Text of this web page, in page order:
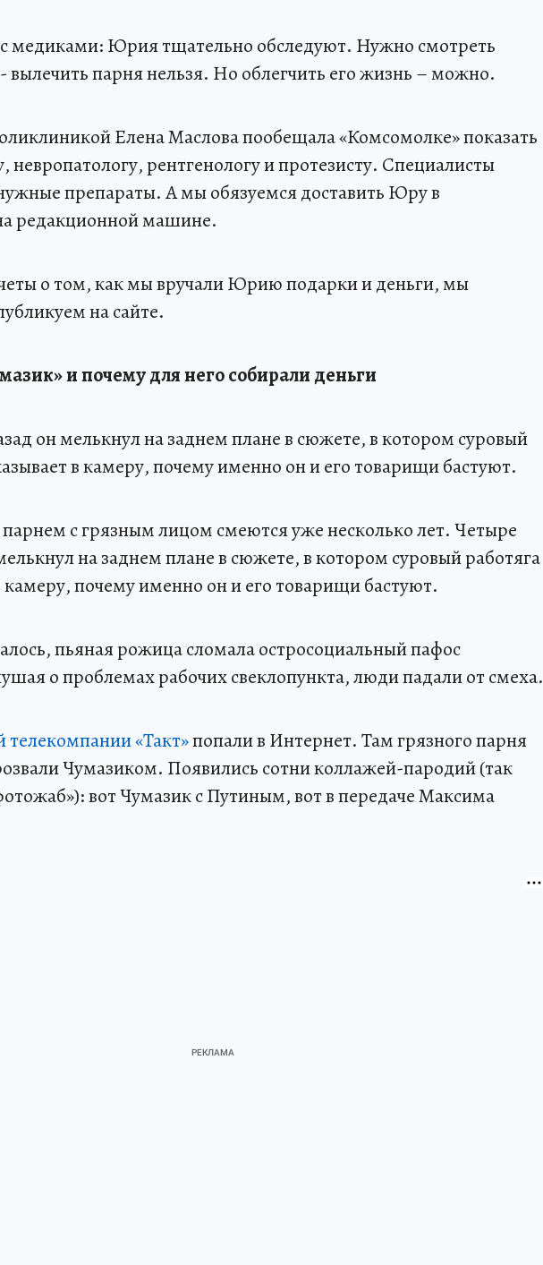
медиками: Юрия тщательно обследуют. Нужно смотреть
- вылечить парня нельзя. Но облегчить его жизнь – можно.
Елена Маслова пообещала «Комсомолке» показать
невропатологу, рентгенологу и протезисту. Специалисты
препараты. А мы обязуемся доставить Юру в
редакционной машине.
о том, как мы вручали Юрию подарки и деньги, мы
на сайте.
и почему для него собирали деньги
он мелькнул на заднем плане в сюжете, в котором суровый
в камеру, почему именно он и его товарищи бастуют.
с грязным лицом смеются уже несколько лет. Четыре
на заднем плане в сюжете, в котором суровый работяга
камеру, почему именно он и его товарищи бастуют.
пьяная рожица сломала остросоциальный пафос
о проблемах рабочих свеклопункта, люди падали от смеха.
телекомпании «Такт»попали в Интернет. Там грязного парня
Чумазиком. Появились сотни коллажей-пародий (так
вот Чумазик с Путиным, вот в передаче Максима